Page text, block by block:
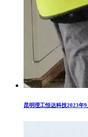
昆明理工恒达科技2023年